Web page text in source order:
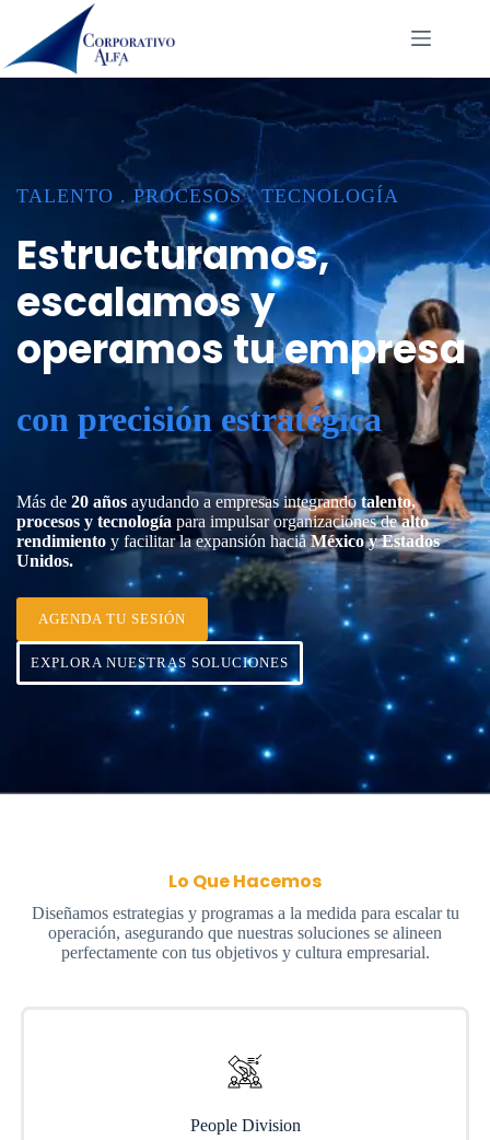
contenido
TALENTO . PROCESOS . TECNOLOGÍA
Estructuramos,
escalamos y
operamos tu empresa
con precisión estratégica
Más de 20 años ayudando a empresas integrando talento,
procesos y tecnología para impulsar organizaciones dealto
rendimiento y facilitar la expansión haciaMéxico y Estados
Unidos.
AGENDA TU SESIÓN
EXPLORA NUESTRAS SOLUCIONES
Lo Que Hacemos
Diseñamos estrategias y programas a la medida para escalar tu
operación, asegurando que nuestras soluciones se alineen
perfectamente con tus objetivos y cultura empresarial.
People Division